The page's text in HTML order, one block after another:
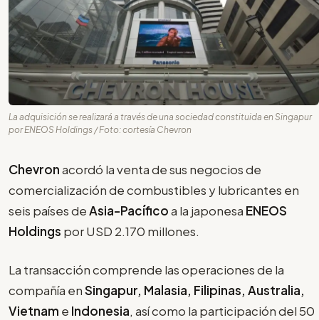
La adquisición se realizará a través de una sociedad constituida en Singapur
por ENEOS Holdings / Foto: cortesía Chevron
Chevronacordó la venta de sus negocios de
comercialización de combustibles y lubricantes en
seis países deAsia-Pacíficoa la japonesa ENEOS
Holdings por USD 2.170 millones.
La transacción comprende las operaciones de la
compañía enSingapur, Malasia, Filipinas, Australia,
Vietnam e Indonesia, así como la participación del 50